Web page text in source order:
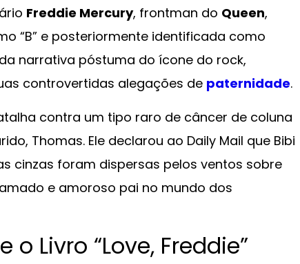
Freddie Mercury, frontman do Queen,
“B” e posteriormente identificada como
narrativa póstuma do ícone do rock,
controvertidas alegações de paternidade.
contra um tipo raro de câncer de coluna
Thomas. Ele declarou ao Daily Mail que Bibi
cinzas foram dispersas pelos ventos sobre
e amoroso pai no mundo dos
Livro “Love, Freddie”